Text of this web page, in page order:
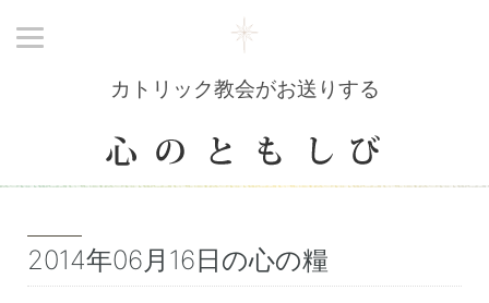
カトリック教会がお送りする
2014年06月16日の心の糧